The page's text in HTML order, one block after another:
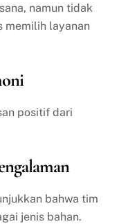
namun tidak
memilih layanan
positif dari
bahwa tim
jenis bahan.